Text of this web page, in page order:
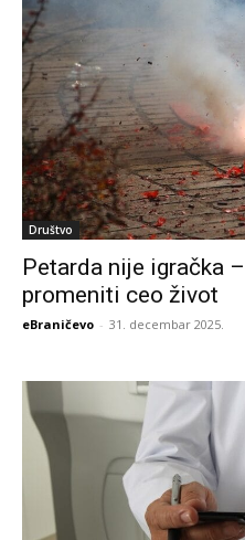
Društvo
Petarda nije igračka
promeniti ceo život
eBraničevo - 31. decembar 2025.